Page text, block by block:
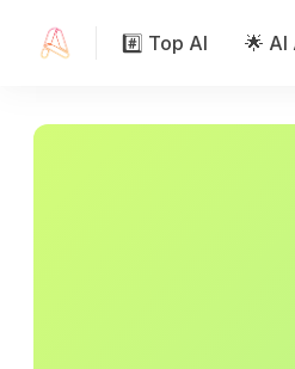
#️⃣ Top AI 🌟 AI